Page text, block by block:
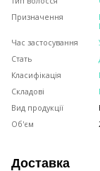
Призначення
Час застосування
Стать
Класифікація
Складові
Вид продукції
Об'єм
Доставка